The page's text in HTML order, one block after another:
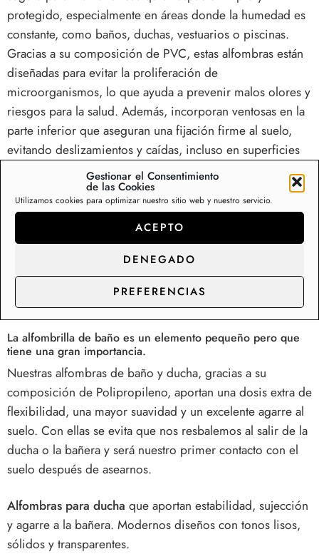
Gestionar el Consentimiento
de las Cookies
Utilizamos cookies para optimizar nuestro sitio web y nuestro servicio.
ACEPTO
DENEGADO
PREFERENCIAS
protegido, especialmente en áreas donde la humedad es
constante, como baños, duchas, vestuarios o piscinas.
Gracias a su composición de PVC, estas alfombras están
diseñadas para evitar la proliferación de
microorganismos, lo que ayuda a prevenir malos olores y
riesgos para la salud. Además, incorporan ventosas en la
parte inferior que aseguran una fijación firme al suelo,
evitando deslizamientos y caídas, incluso en superficies
mojadas. Este tipo de alfombra es fácil de limpiar,
resistente al desgaste y se adapta perfectamente a
cualquier ambiente, aportando seguridad y tranquilidad
tanto en el hogar como en espacios públicos. La
combinación de propiedades antihongos y antibacterias
con un sistema de adherencia eficaz convierte a estas
alfombras en una opción práctica y confiable para
quienes buscan máxima higiene y protección.
La alfombrilla de baño es un elemento pequeño pero que
tiene una gran importancia.
Nuestras alfombras de baño y ducha, gracias a su
composición de Polipropileno, aportan una dosis extra de
flexibilidad, una mayor suavidad y un excelente agarre al
suelo. Con ellas se evita que nos resbalemos al salir de la
ducha o la bañera y será nuestro primer contacto con el
suelo después de asearnos.
Alfombras para ducha que aportan estabilidad, sujección
y agarre a la bañera. Modernos diseños con tonos lisos,
sólidos y transparentes.